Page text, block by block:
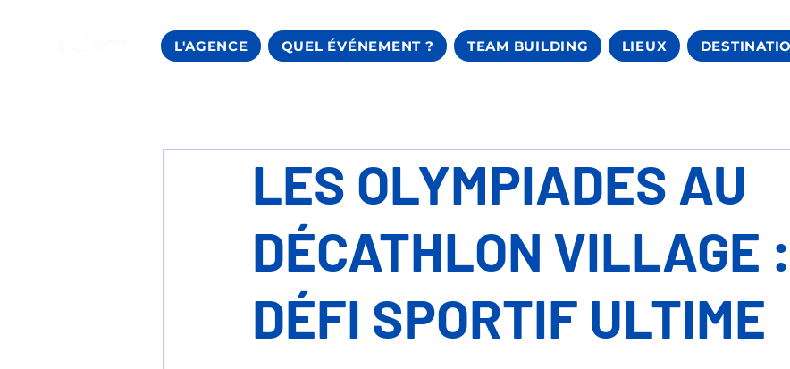
L'AGENCE QUEL ÉVÉNEMENT ? TEAM BUILDING LIEUX
LES OLYMPIADES AU
DÉCATHLON VILLAGE
DÉFI SPORTIF ULTIME